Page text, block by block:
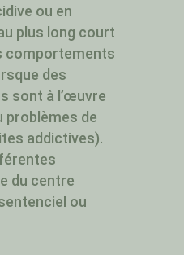
ou en
plus long court
comportements
des
sont à l’œuvre
problèmes de
addictives).
du centre
ou